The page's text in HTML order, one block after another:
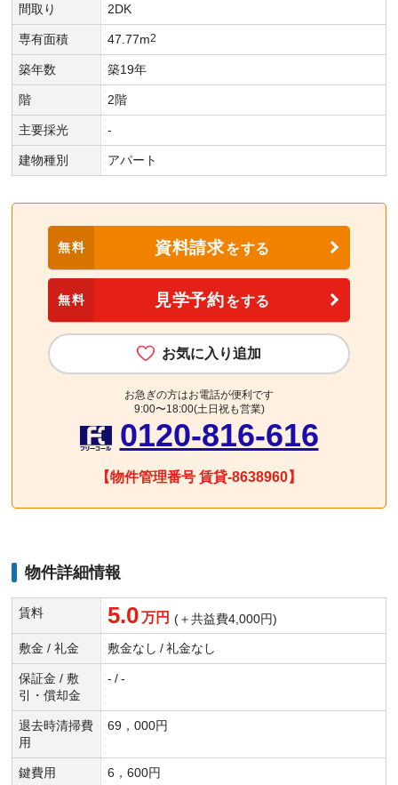
間取り 2DK
専有面積 47.77m2
築年数 築19年
階 2階
主要採光 -
建物種別 アパート
無料 資料請求をする
無料 見学予約をする
お気に入り追加
お急ぎの方はお電話が便利です
9:00〜18:00(土日祝も営業)
0120-816-616
【物件管理番号 賃貸-8638960】
物件詳細情報
賃料 5.0 万円 (＋共益費4,000円)
敷金 / 礼金 敷金なし / 礼金なし
保証金 / 敷
引・償却金
- / -
退去時清掃費
用
69，000円
鍵費用 6，600円